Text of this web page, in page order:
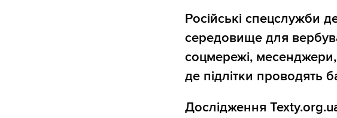
Російські спецслужби
середовище для
соцмережі, месенджери,
де підлітки проводять
Дослідження